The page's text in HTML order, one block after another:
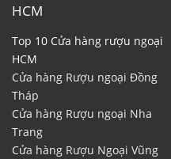
HCM
Top 10 Cửa hàng rượu ngoại
HCM
Cửa hàng Rượu ngoại Đồng
Tháp
Cửa hàng Rượu ngoại Nha
Trang
Cửa hàng Rượu Ngoại Vũng